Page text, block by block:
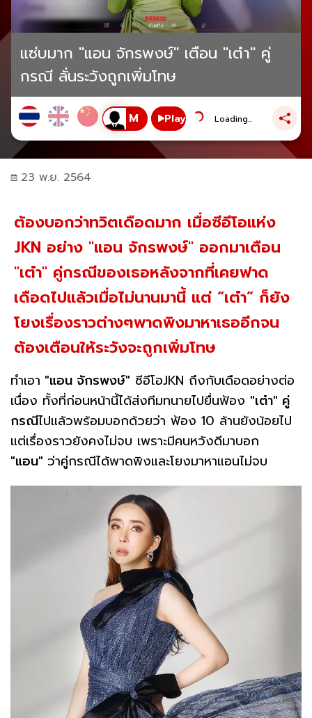
แซ่บมาก "แอน จักรพงษ์" เตือน "เต๋า" คู่
กรณี ลั่นระวังถูกเพิ่มโทษ
Play Loading...
23 พ.ย. 2564
ต้องบอกว่าทวิตเดือดมาก เมื่อซีอีโอแห่ง
JKN อย่าง "แอน จักรพงษ์" ออกมาเตือน
"เต๋า" คู่กรณีของเธอหลังจากที่เคยฟาด
เดือดไปแล้วเมื่อไม่นานมานี้ แต่ “เต๋า” ก็ยัง
โยงเรื่องราวต่างๆพาดพิงมาหาเธออีกจน
ต้องเตือนให้ระวังจะถูกเพิ่มโทษ
ทำเอา "แอน จักรพงษ์" ซีอีโอJKN ถึงกับเดือดอย่างต่อ
เนื่อง ทั้งที่ก่อนหน้านี้ได้ส่งทีมทนายไปยื่นฟ้อง "เต๋า" คู่
กรณีไปแล้วพร้อมบอกด้วยว่า ฟ้อง 10 ล้านยังน้อยไป
แต่เรื่องราวยังคงไม่จบ เพราะมีคนหวังดีมาบอก
"แอน" ว่าคู่กรณีได้พาดพิงและโยงมาหาแอนไม่จบ